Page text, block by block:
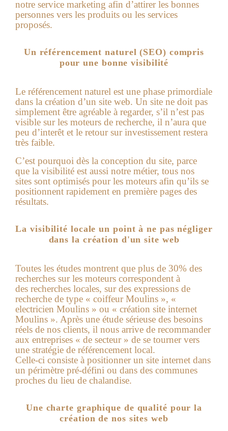
notre service marketing afin d’attirer les bonnes
personnes vers les produits ou les services
proposés.
Un référencement naturel (SEO) compris
pour une bonne visibilité
Le référencement naturel est une phase primordiale
dans la création d’un site web. Un site ne doit pas
simplement être agréable à regarder, s’il n’est pas
visible sur les moteurs de recherche, il n’aura que
peu d’interêt et le retour sur investissement restera
très faible.
C’est pourquoi dès la conception du site, parce
que la visibilité est aussi notre métier, tous nos
sites sont optimisés pour les moteurs afin qu’ils se
positionnent rapidement en première pages des
résultats.
La visibilité locale un point à ne pas négliger
dans la création d'un site web
Toutes les études montrent que plus de 30% des
recherches sur les moteurs correspondent à
des recherches locales, sur des expressions de
recherche de type « coiffeur Moulins », «
electricien Moulins » ou « création site internet
Moulins ». Après une étude sérieuse des besoins
réels de nos clients, il nous arrive de recommander
aux entreprises « de secteur » de se tourner vers
une stratégie de référencement local.
Celle-ci consiste à positionner un site internet dans
un périmètre pré-défini ou dans des communes
proches du lieu de chalandise.
Une charte graphique de qualité pour la
création de nos sites web